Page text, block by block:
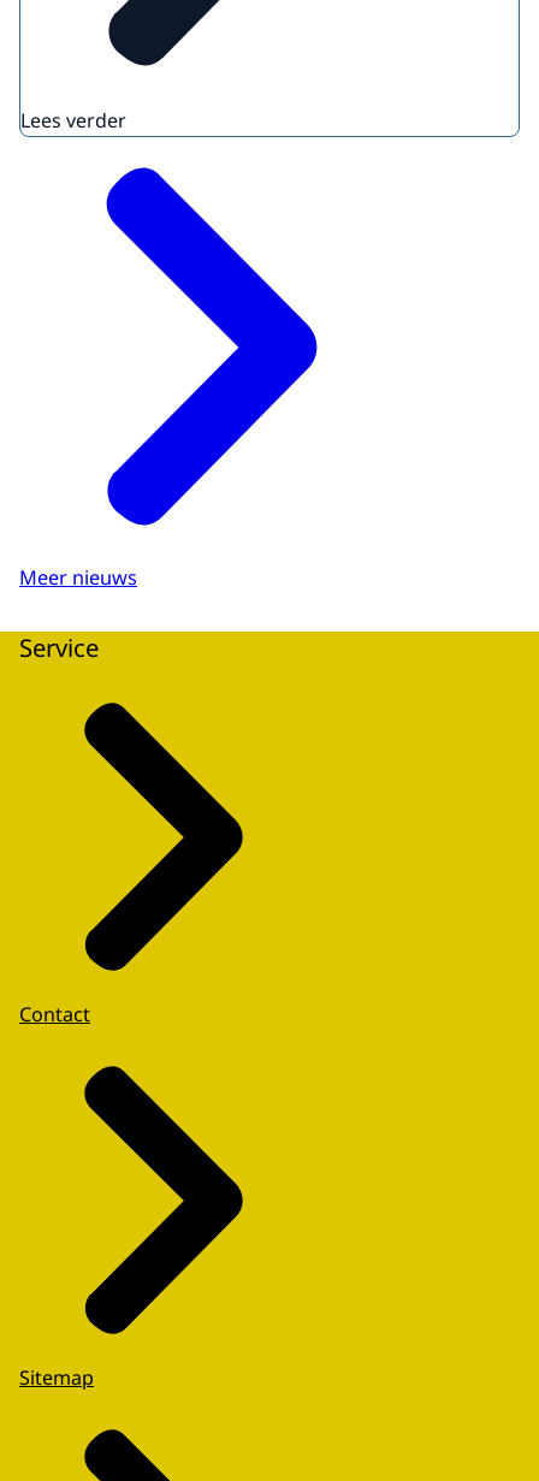
Lees verder
Meer nieuws
Service
Contact
Sitemap